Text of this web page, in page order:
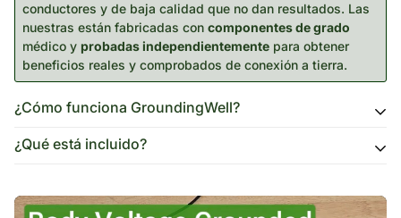
conductores y de baja calidad que no dan resultados. Las
nuestras están fabricadas con componentes de grado
médico y probadas independientemente para obtener
beneficios reales y comprobados de conexión a tierra.
¿Cómo funciona GroundingWell?
¿Qué está incluido?
Tapete Grounding Well™